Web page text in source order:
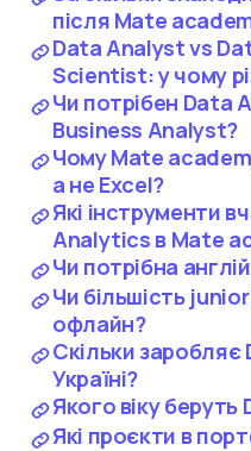
після Mate
Data Analyst vs
Scientist: у чому
Чи потрібен Data
Business Analyst?
Чому Mate
а не Excel?
Які інструменти
Analytics в Mate
Чи потрібна
Чи більшість
офлайн?
Скільки
Україні?
Якого віку
Які проєкти в